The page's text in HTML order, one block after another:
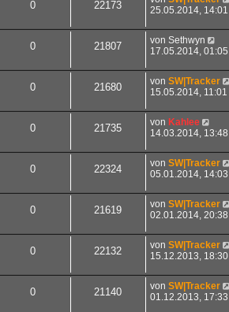
0 22173
25.05.2014, 14:01
0 21807 von Sethwyn
17.05.2014, 01:05
0 21680 von SW|Tracker
15.05.2014, 11:01
0 21735 von Kahlee
14.03.2014, 13:48
0 22324 von SW|Tracker
05.01.2014, 14:03
0 21619 von SW|Tracker
02.01.2014, 20:38
0 22132 von SW|Tracker
15.12.2013, 18:30
0 21140 von SW|Tracker
01.12.2013, 17:33